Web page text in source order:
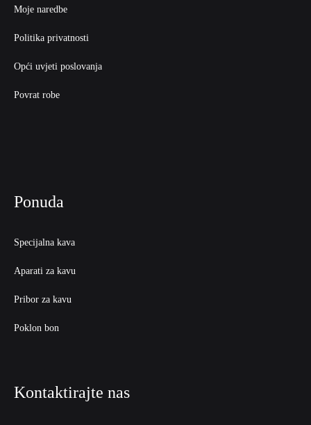
Moje naredbe
Politika privatnosti
Opći uvjeti poslovanja
Povrat robe
Ponuda
Specijalna kava
Aparati za kavu
Pribor za kavu
Poklon bon
Kontaktirajte nas